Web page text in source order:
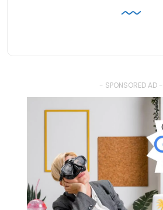
- SPONSORED AD -